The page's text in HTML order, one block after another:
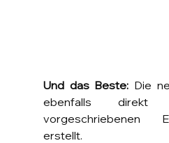
Und das Beste: Die
ebenfalls direkt
vorgeschriebenen
erstellt.